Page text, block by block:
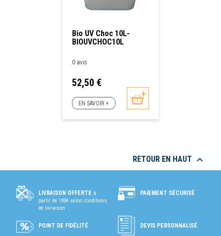
Bio UV Choc 10L-
BIOUVCHOC10L
0 avis
Prix
52,50 €
EN SAVOIR +
RETOUR EN HAUT 
LIVRAISON OFFERTE à
partir de 180€ selon conditions
de livraison
PAIEMENT SÉCURISÉ
POINT DE FIDÉLITÉ DEVIS PERSONNALISÉ